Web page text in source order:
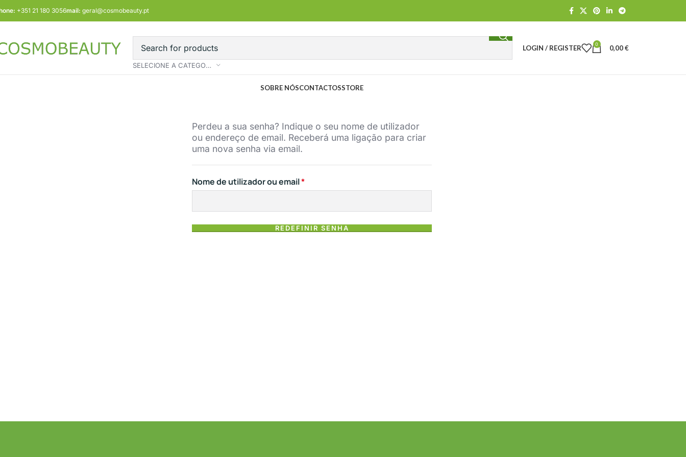
+351 21 180 3056mail: geral@cosmobeauty.pt
SELECIONE A CATEGORIA
LOGIN / REGISTER 0 0,00€
SOBRE NÓSCONTACTOSSTORE
Perdeu a sua senha? Indique o seu nome de utilizador
ou endereço de email. Receberá uma ligação para criar
uma nova senha via email.
Nome de utilizador ou email*
REDEFINIR SENHA